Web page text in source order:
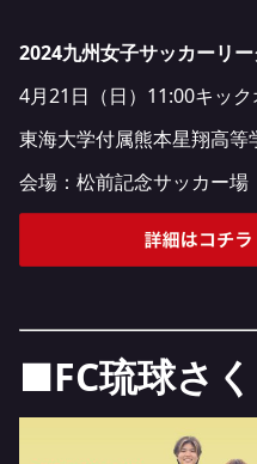
2024九州女子サッカーリ
4月21日（日）11:00キック
東海大学付属熊本星翔高等
会場：松前記念サッカー場
■FC琉球さ